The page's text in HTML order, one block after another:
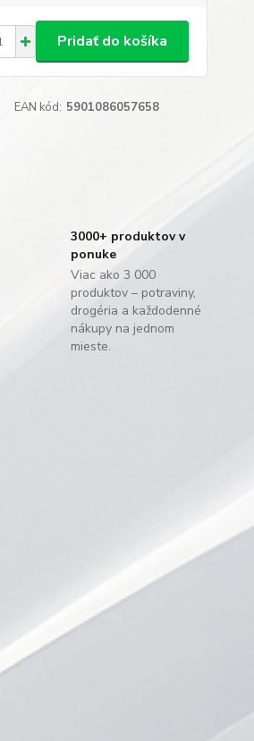
Pridať do košíka
EAN kód: 5901086057658
3000+ produktov v
ponuke
Viac ako 3 000
produktov – potraviny,
drogéria a každodenné
nákupy na jednom
mieste.